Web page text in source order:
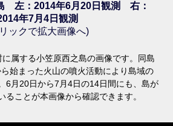
左：2014年6月20日観測 右：
年7月4日観測
ックで拡大画像へ)
属する小笠原西之島の画像です。同島
始まった火山の噴火活動により島域の
6月20日から7月4日の14日間にも、島が
ることが本画像から確認できます。